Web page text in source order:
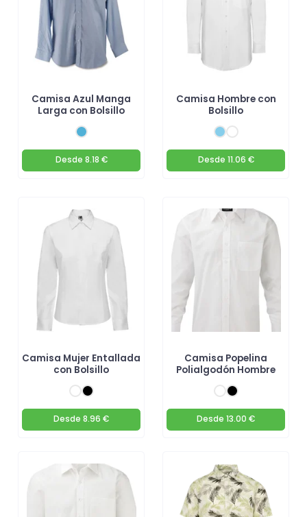
Camisa Azul Manga
Larga con Bolsillo
Desde 8.18 €
Camisa Hombre con
Bolsillo
Desde 11.06 €
Camisa Mujer Entallada
con Bolsillo
Desde 8.96 €
Camisa Popelina
Polialgodón Hombre
Desde 13.00 €